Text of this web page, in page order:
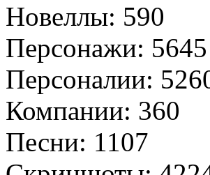
Новеллы: 590
Персонажи: 5645
Персоналии:
Компании: 360
Песни: 1107